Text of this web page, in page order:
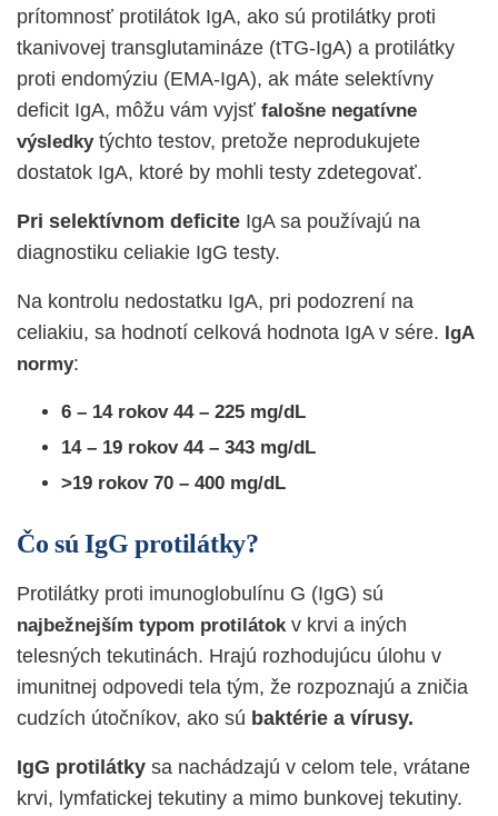
prítomnosť protilátok IgA, ako sú protilátky proti
tkanivovej transglutamináze (tTG-IgA) a protilátky
proti endomýziu (EMA-IgA), ak máte selektívny
deficit IgA, môžu vám vyjsť falošne negatívne
výsledkytýchto testov, pretože neprodukujete
dostatok IgA, ktoré by mohli testy zdetegovať.
Pri selektívnom deficite IgA sa používajú na
diagnostiku celiakie IgG testy.
Na kontrolu nedostatku IgA, pri podozrení na
celiakiu, sa hodnotí celková hodnota IgA v sére. IgA
normy:
6 – 14 rokov 44 – 225 mg/dL
14 – 19 rokov 44 – 343 mg/dL
>19 rokov 70 – 400 mg/dL
Čo sú IgG protilátky?
Protilátky proti imunoglobulínu G (IgG) sú
najbežnejším typom protilátok v krvi a iných
telesných tekutinách. Hrajú rozhodujúcu úlohu v
imunitnej odpovedi tela tým, že rozpoznajú a zničia
cudzích útočníkov, ako sú baktérie a vírusy.
IgG protilátky sa nachádzajú v celom tele, vrátane
krvi, lymfatickej tekutiny a mimo bunkovej tekutiny.